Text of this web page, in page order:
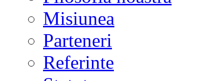
Misiunea
Parteneri
Referinte